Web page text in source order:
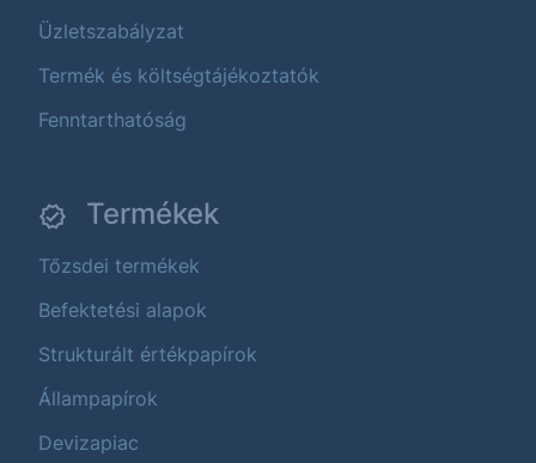
Üzletszabályzat
Termék és költségtájékoztatók
Fenntarthatóság
Termékek
Tőzsdei termékek
Befektetési alapok
Strukturált értékpapírok
Állampapírok
Devizapiac